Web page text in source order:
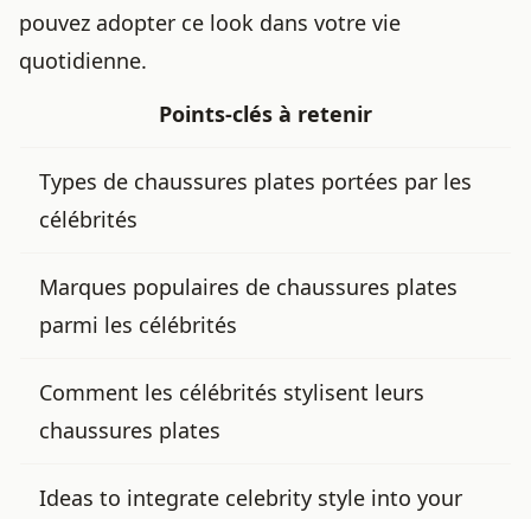
pouvez adopter ce look dans votre vie
quotidienne.
Points-clés à retenir
Types de chaussures plates portées par les
célébrités
Marques populaires de chaussures plates
parmi les célébrités
Comment les célébrités stylisent leurs
chaussures plates
Ideas to integrate celebrity style into your